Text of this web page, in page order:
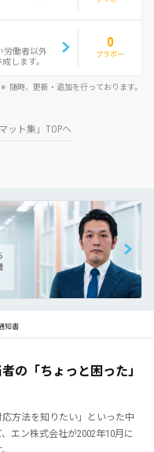
労働者以外
します。
0
ブラボー
随時、更新・追加を行っております。
ット集」TOPへ
知書
の「ちょっと困った」
方法を知りたい」といった中
エン株式会社が2002年10月に